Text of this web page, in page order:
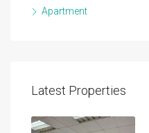
Apartment
Latest Properties